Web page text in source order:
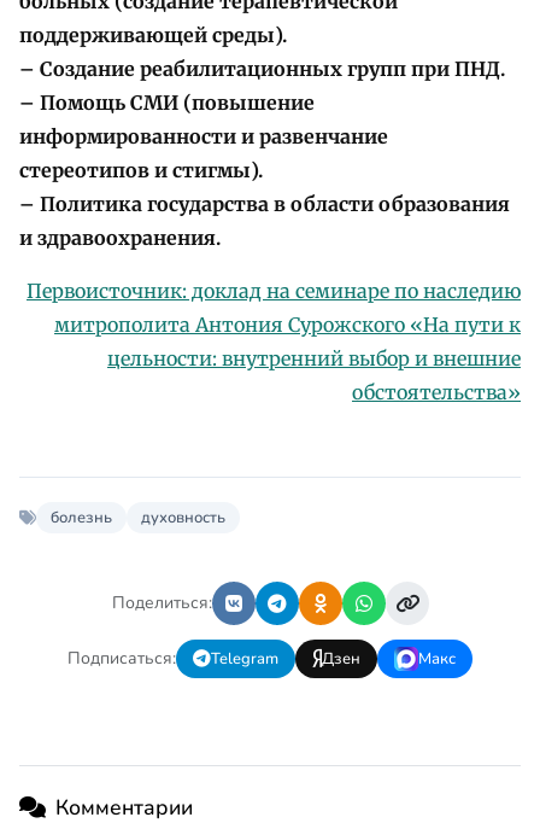
поддерживающей среды).
– Cоздание реабилитационных групп при ПНД.
– Помощь СМИ (повышение
информированности и развенчание
стереотипов и стигмы).
– Политика государства в области образования
и здравоохранения.
Первоисточник: доклад на семинаре по наследию
митрополита Антония Сурожского «На пути к
цельности: внутренний выбор и внешние
обстоятельства»
болезнь духовность
Поделиться:
Подписаться: Telegram Дзен Макс
Комментарии